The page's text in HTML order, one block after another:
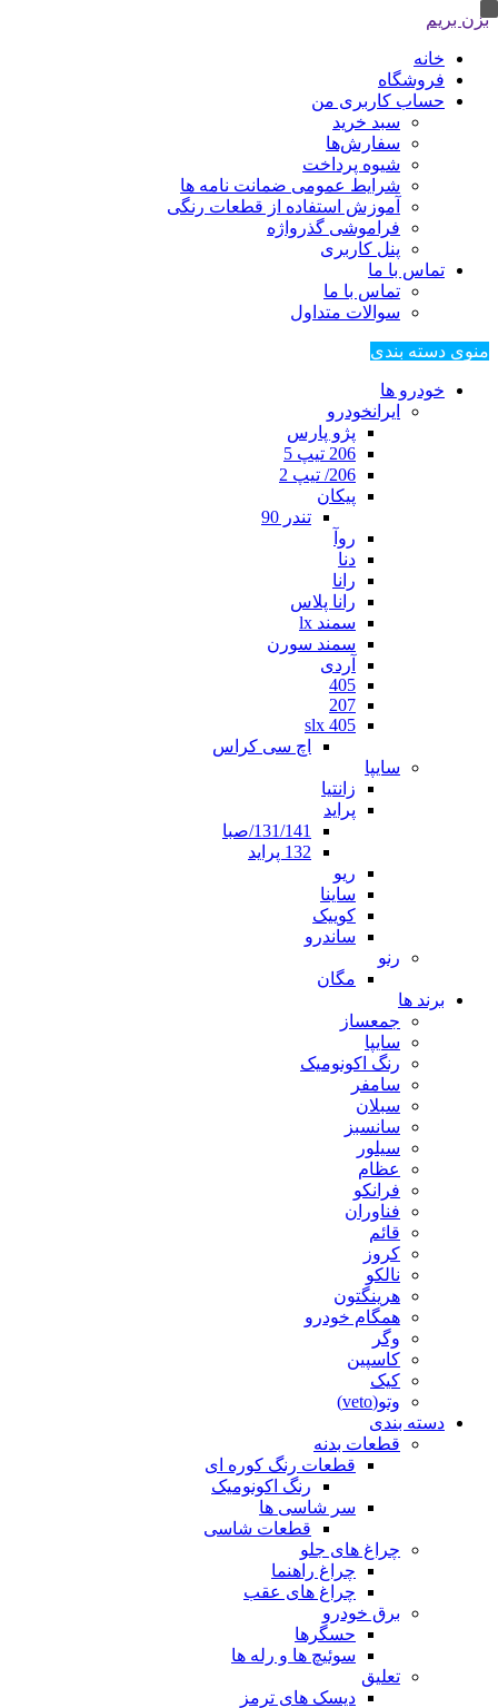
بزن بریم
خانه
فروشگاه
حساب کاربری من
سبد خرید
سفارش‌ها
شیوه پرداخت
شرایط عمومی ضمانت نامه ها
آموزش استفاده از قطعات رنگی
فراموشی گذرواژه
پنل کاربری
تماس با ما
تماس با ما
سوالات متداول
منوی دسته بندی
خودرو ها
ایرانخودرو
پژو پارس
206 تیپ 5
206/ تیپ 2
پیکان
تندر 90
روآ
دنا
رانا
رانا پلاس
سمند lx
سمند سورن
آردی
405
207
405 slx
اچ سی کراس
سایپا
زانتیا
پراید
131/141/صبا
132 پراید
ریو
ساینا
کوییک
ساندرو
رنو
مگان
برند ها
جمعساز
سایپا
رنگ اکونومیک
سامفر
سبلان
سانسبز
سیلور
عظام
فرانکو
فناوران
قائم
کروز
نالکو
هرینگتون
همگام خودرو
وگر
کاسپین
کیک
وتو(veto)
دسته بندی
قطعات بدنه
قطعات رنگ کوره ای
رنگ اکونومیک
سر شاسی ها
قطعات شاسی
چراغ های جلو
چراغ راهنما
چراغ های عقب
برق خودرو
حسگرها
سوئیچ ها و رله ها
تعلیق
دیسک های ترمز